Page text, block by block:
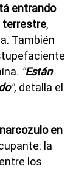
entrando
terrestre,
También
"Están
", detalla el
en
la
los